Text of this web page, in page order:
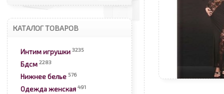
КАТАЛОГ ТОВАРОВ
Интим игрушки 3235
Бдсм 2283
Нижнее белье 576
Одежда женская 491